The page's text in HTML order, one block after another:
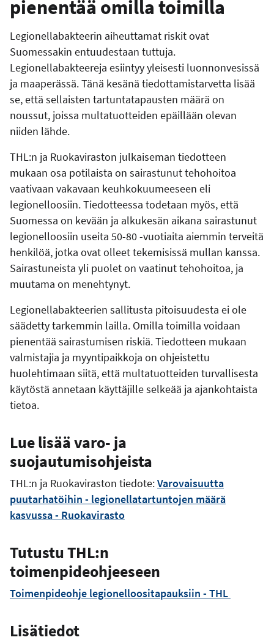
pienentää omilla toimilla
Legionellabakteerin aiheuttamat riskit ovat
Suomessakin entuudestaan tuttuja.
Legionellabakteereja esiintyy yleisesti luonnonvesissä
ja maaperässä. Tänä kesänä tiedottamistarvetta lisää
se, että sellaisten tartuntatapausten määrä on
noussut, joissa multatuotteiden epäillään olevan
niiden lähde.
THL:n ja Ruokaviraston julkaiseman tiedotteen
mukaan osa potilaista on sairastunut tehohoitoa
vaativaan vakavaan keuhkokuumeeseen eli
legionelloosiin. Tiedotteessa todetaan myös, että
Suomessa on kevään ja alkukesän aikana sairastunut
legionelloosiin useita 50-80 -vuotiaita aiemmin terveitä
henkilöä, jotka ovat olleet tekemisissä mullan kanssa.
Sairastuneista yli puolet on vaatinut tehohoitoa, ja
muutama on menehtynyt.
Legionellabakteerien sallitusta pitoisuudesta ei ole
säädetty tarkemmin lailla. Omilla toimilla voidaan
pienentää sairastumisen riskiä. Tiedotteen mukaan
valmistajia ja myyntipaikkoja on ohjeistettu
huolehtimaan siitä, että multatuotteiden turvallisesta
käytöstä annetaan käyttäjille selkeää ja ajankohtaista
tietoa.
Lue lisää varo- ja
suojautumisohjeista
THL:n ja Ruokaviraston tiedote:Varovaisuutta
puutarhatöihin - legionellatartuntojen määrä
kasvussa - Ruokavirasto
Tutustu THL:n
toimenpideohjeeseen
Toimenpideohje legionelloositapauksiin - THL
Lisätiedot